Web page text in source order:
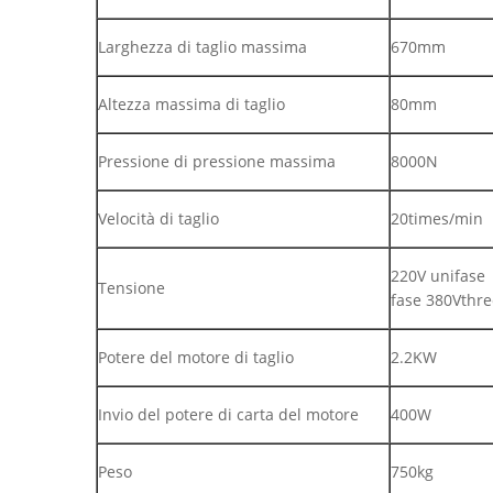
Larghezza di taglio massima 670mm
Altezza massima di taglio 80mm
Pressione di pressione massima 8000N
Velocità di taglio 20times/min
Tensione
220V unifase
fase
Potere del motore di taglio 2.2KW
Invio del potere di carta del motore 400W
Peso 750kg